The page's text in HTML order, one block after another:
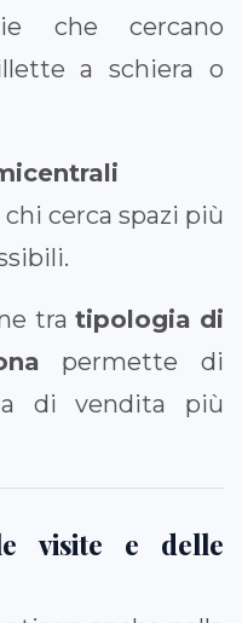
che cercano
a schiera o
cerca spazi più
tra tipologia di
permette di
di vendita più
visite e delle